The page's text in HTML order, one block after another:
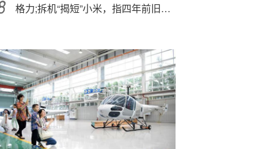
格力;拆机“揭短”小米，指四年前旧款仍胜对方新品